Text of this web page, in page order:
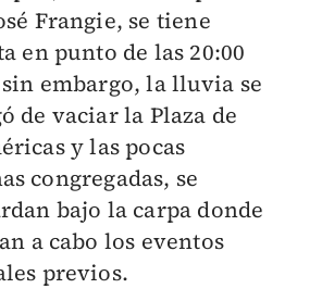
Frangie, se tiene
en punto de las 20:00
embargo, la lluvia se
de vaciar la Plaza de
y las pocas
congregadas, se
bajo la carpa donde
a cabo los eventos
previos.